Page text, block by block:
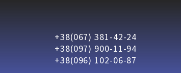
+38(067) 381-42-24
+38(097) 900-11-94
+38(096) 102-06-87